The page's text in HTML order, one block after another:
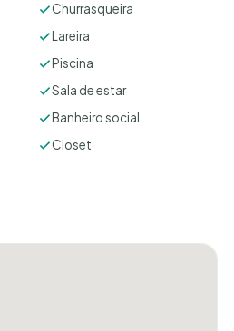
Churrasqueira
Lareira
Piscina
Sala de estar
Banheiro social
Closet